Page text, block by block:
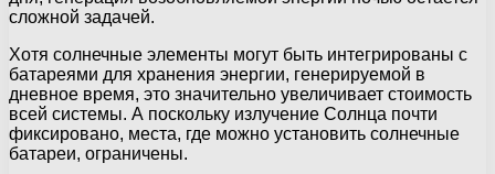
сложной задачей.
Хотя солнечные элементы могут быть интегрированы с
батареями для хранения энергии, генерируемой в
дневное время, это значительно увеличивает стоимость
всей системы. А поскольку излучение Солнца почти
фиксировано, места, где можно установить солнечные
батареи, ограничены.